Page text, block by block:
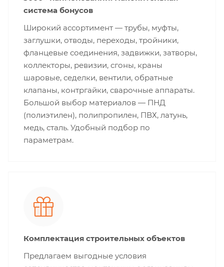
система бонусов
Широкий ассортимент — трубы, муфты,
заглушки, отводы, переходы, тройники,
фланцевые соединения, задвижки, затворы,
коллекторы, ревизии, сгоны, краны
шаровые, седелки, вентили, обратные
клапаны, контргайки, сварочные аппараты.
Большой выбор материалов — ПНД
(полиэтилен), полипропилен, ПВХ, латунь,
медь, сталь. Удобный подбор по
параметрам.
Комплектация строительных объектов
Предлагаем выгодные условия